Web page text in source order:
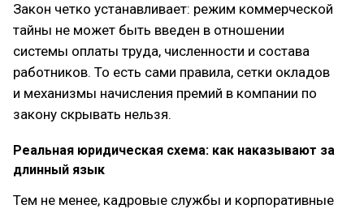
Закон четко устанавливает: режим коммерческой
тайны не может быть введен в отношении
системы оплаты труда, численности и состава
работников. То есть сами правила, сетки окладов
и механизмы начисления премий в компании по
закону скрывать нельзя.
Реальная юридическая схема: как наказывают за
длинный язык
Тем не менее, кадровые службы и корпоративные